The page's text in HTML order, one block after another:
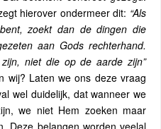
hierover ondermeer dit: “Als
zoekt dan de dingen die
aan Gods rechterhand.
niet die op de aarde zijn”
wij? Laten we ons deze vraag
wel duidelijk, dat wanneer we
we niet Hem zoeken maar
Deze belangen worden veelal